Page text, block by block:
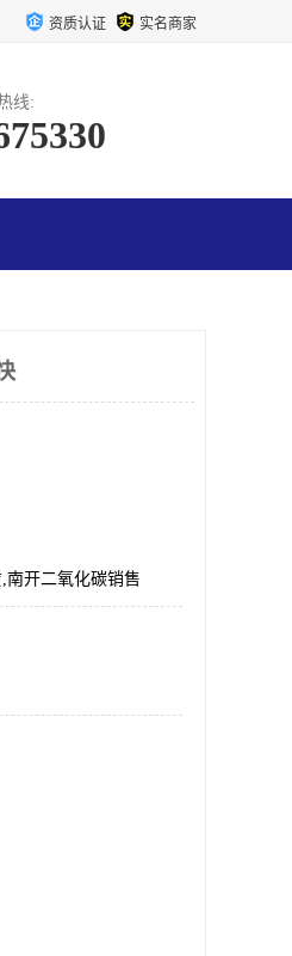
资质认证 实名商家
线:
南开二氧化碳销售